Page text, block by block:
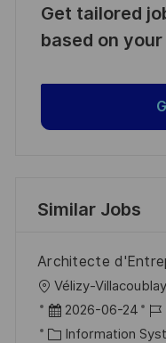
Get tailored
based on
Similar Jobs
Architecte
L
o
c
Vélizy-
P
o
2026-06-24
J
o
C Information